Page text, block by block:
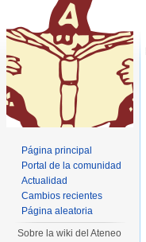
Página principal
Portal de la comunidad
Actualidad
Cambios recientes
Página aleatoria
Sobre la wiki del Ateneo